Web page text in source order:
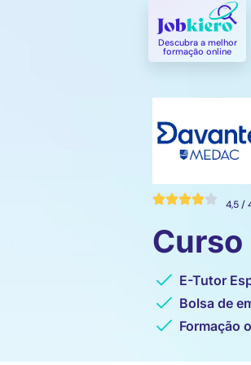
Descubra a melhor
formação online​
4,5 /
E-Tutor
Bolsa de
Formação